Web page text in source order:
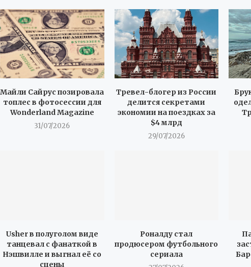
Майли Сайрус позировала
топлес в фотосессии для
Wonderland Magazine
31/07/2026
Тревел-блогер из России
делится секретами
экономии на поездках за
$4 млрд
29/07/2026
Usher в полуголом виде
танцевал с фанаткой в
Нэшвилле и выгнал её со
сцены
Роналду стал
продюсером футбольного
сериала